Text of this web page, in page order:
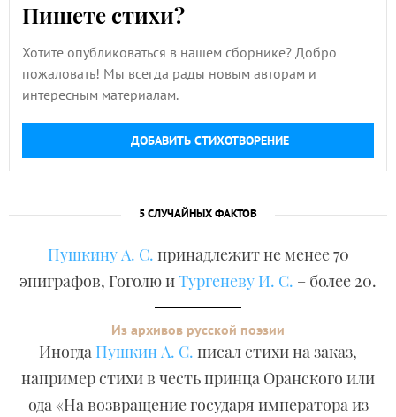
Пишете стихи?
Хотите опубликоваться в нашем сборнике? Добро
пожаловать! Мы всегда рады новым авторам и
интересным материалам.
ДОБАВИТЬ СТИХОТВОРЕНИЕ
5 СЛУЧАЙНЫХ ФАКТОВ
Пушкину А. С. принадлежит не менее 70
эпиграфов, Гоголю иТургеневу И. С. – более 20.
Из архивов русской поэзии
Иногда Пушкин А. С. писал стихи на заказ,
например стихи в честь принца Оранского или
ода «На возвращение государя императора из